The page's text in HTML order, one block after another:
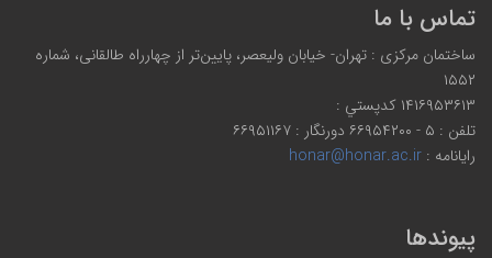
تماس با ما
ساختمان مرکزی : تهران- خیابان ولیعصر، پایین‌تر از چهارراه طالقانی، شماره
۱۵۵۲
۱۴۱۶۹۵۳۶۱۳ كدپستي :
تلفن : ۵ - ۶۶۹۵۴۲۰۰ دورنگار : ۶۶۹۵۱۱۶۷
رایانامه :honar@honar.ac.ir
پیوندها